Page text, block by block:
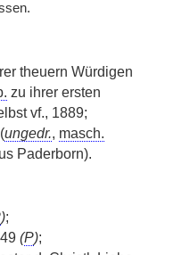
theuern Würdigen
zu ihrer ersten
vf., 1889;
ungedr., masch.
Paderborn).
);
(P);